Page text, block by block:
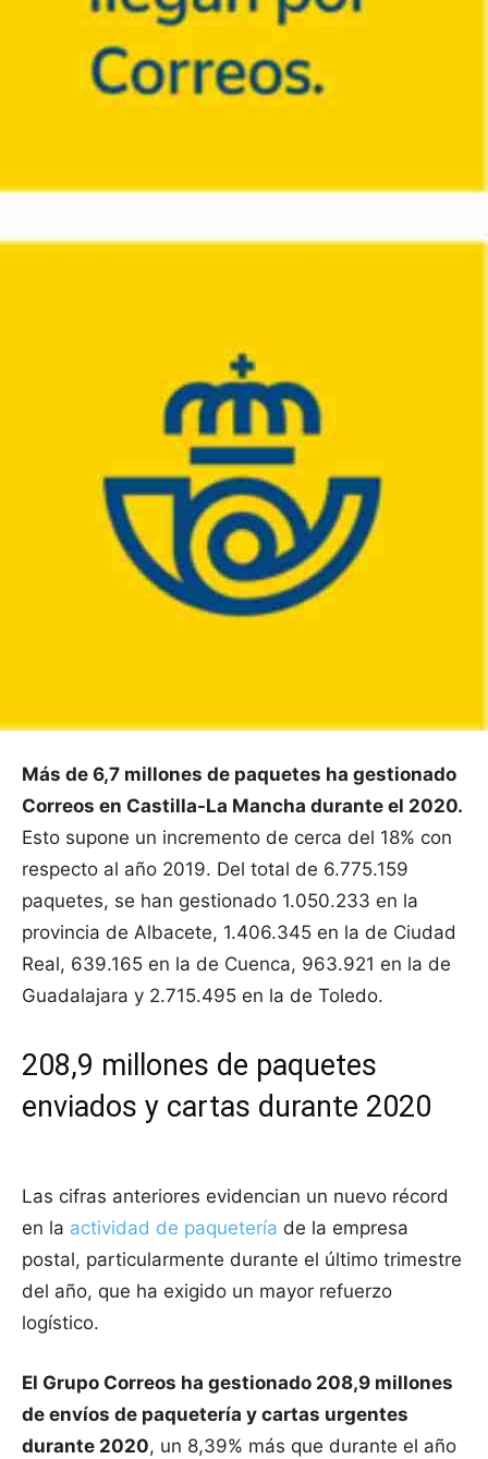
Más de 6,7 millones de paquetes ha gestionado
Correos en Castilla-La Mancha durante el 2020.
Esto supone un incremento de cerca del 18% con
respecto al año 2019. Del total de 6.775.159
paquetes, se han gestionado 1.050.233 en la
provincia de Albacete, 1.406.345 en la de Ciudad
Real, 639.165 en la de Cuenca, 963.921 en la de
Guadalajara y 2.715.495 en la de Toledo.
208,9 millones de paquetes
enviados y cartas durante 2020
Las cifras anteriores evidencian un nuevo récord
en la actividad de paquetería de la empresa
postal, particularmente durante el último trimestre
del año, que ha exigido un mayor refuerzo
logístico.
El Grupo Correos ha gestionado 208,9 millones
de envíos de paquetería y cartas urgentes
durante 2020, un 8,39% más que durante el año